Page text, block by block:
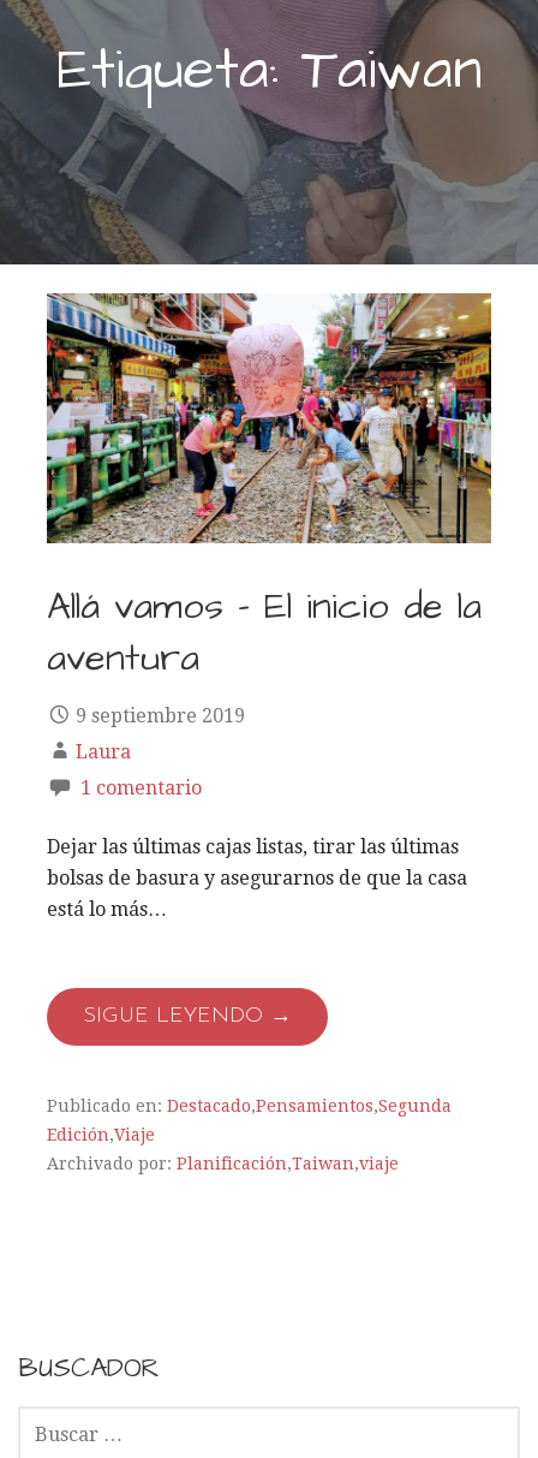
Etiqueta: Taiwan
Allá vamos – El inicio de la
aventura
9 septiembre 2019
Laura
1 comentario
Dejar las últimas cajas listas, tirar las últimas
bolsas de basura y asegurarnos de que la casa
está lo más…
SIGUE LEYENDO →
Publicado en: Destacado,Pensamientos,Segunda
Edición,Viaje
Archivado por: Planificación,Taiwan,viaje
BUSCADOR